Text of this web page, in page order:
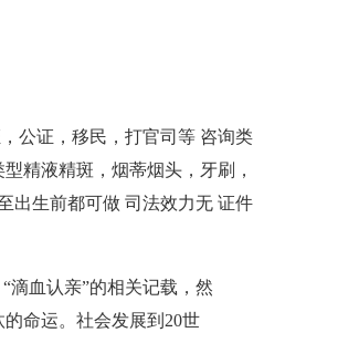
公证，移民，打官司等 咨询类
型精液精斑，烟蒂烟头，牙刷，
出生前都可做 司法效力无 证件
滴血认亲”的相关记载，然
命运。社会发展到20世